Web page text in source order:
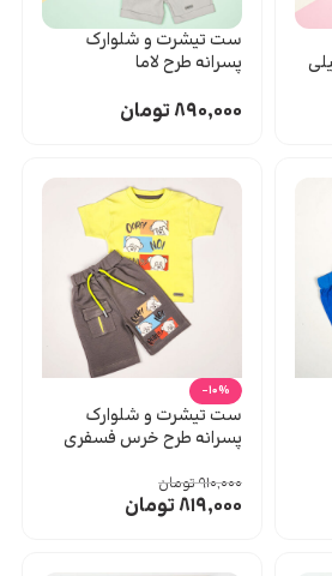
ست تیشرت و شلوارک
پسرانه طرح لاما
۸۹۰,۰۰۰تومان
-10%
ست تیشرت و شلوارک
پسرانه طرح خرس فسفری
۹۱۰,۰۰۰تومان
۸۱۹,۰۰۰تومان